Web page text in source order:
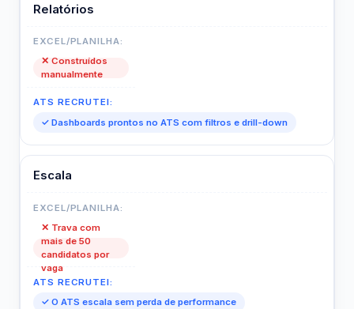
Relatórios
✕ Construídos
manualmente
✓ Dashboards prontos no ATS com filtros e drill-down
Escala
✕ Trava com
mais de 50
candidatos por
vaga
✓ O ATS escala sem perda de performance